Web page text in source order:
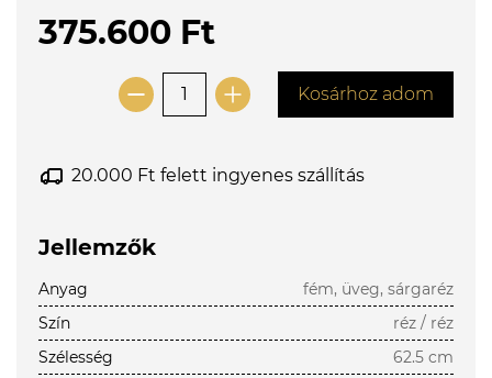
375.600 Ft
Kosárhoz adom
20.000 Ft felett ingyenes szállítás
Jellemzők
Anyag
fém, üveg, sárgaréz
Szín
réz / réz
Szélesség
62.5 cm